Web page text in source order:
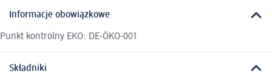
Informacje obowiązkowe
Punkt kontrolny EKO: DE-ÖKO-001
Składniki